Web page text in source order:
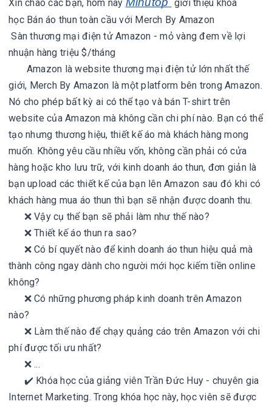
Xin chào các bạn, hôm nay
giới thiệu khóa
học Bán áo thun toàn cầu với Merch By Amazon
Sàn thương mại điện tử Amazon - mỏ vàng đem về lợi
nhuận hàng triệu $/tháng
Amazon là website thương mại điện tử lớn nhất thế
giới, Merch By Amazon là một platform bên trong Amazon.
Nó cho phép bất kỳ ai có thể tạo và bán T-shirt trên
website của Amazon mà không cần chi phí nào. Bạn có thể
tạo nhưng thương hiệu, thiết kế áo mà khách hàng mong
muốn. Không yêu cầu nhiều vốn, không cần phải có cửa
hàng hoặc kho lưu trữ, với kinh doanh áo thun, đơn giản là
bạn upload các thiết kế của bạn lên Amazon sau đó khi có
khách hàng mua áo thun thì bạn sẽ nhận được doanh thu.
❌ Vậy cụ thể bạn sẽ phải làm như thế nào?
❌ Thiết kế áo thun ra sao?
❌ Có bí quyết nào để kinh doanh áo thun hiệu quả mà
thành công ngay dành cho người mới học kiếm tiền online
không?
❌ Có những phương pháp kinh doanh trên Amazon
nào?
❌ Làm thế nào để chạy quảng cáo trên Amazon với chi
phí được tối ưu nhất?
❌ ...
✔️ Khóa học của giảng viên Trần Đức Huy - chuyên gia
Internet Marketing. Trong khóa học này, học viên sẽ được